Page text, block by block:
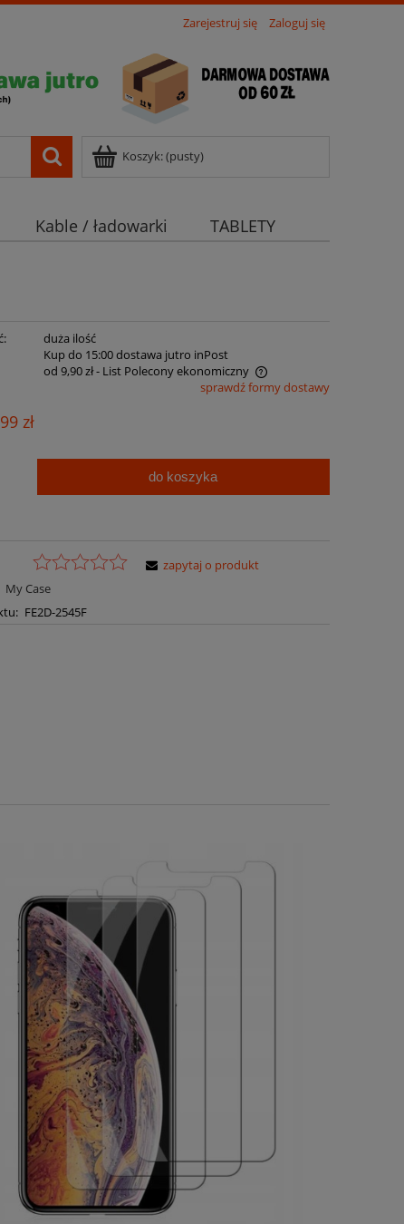
Zarejestruj się Zaloguj się
Koszyk:(pusty)
Kable / ładowarki
TABLETY
duża ilość
Kup do 15:00 dostawa jutro inPost
od 9,90 zł- List Polecony ekonomiczny
płatności
sprawdź formy dostawy
zł
do koszyka
My Case
FE2D-2545F
zapytaj o produkt